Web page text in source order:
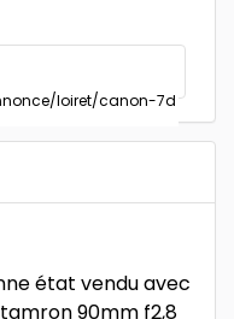
état vendu avec
90mm f2,8